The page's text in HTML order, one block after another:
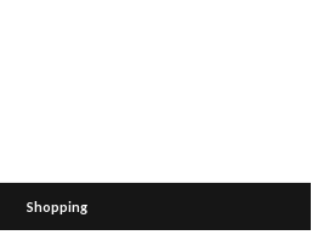
Shopping